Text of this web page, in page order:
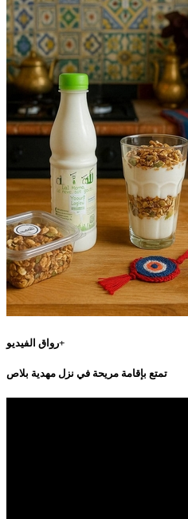
رواق الفيديو+
تمتع بإقامة مريحة في نزل مهدية بلاص